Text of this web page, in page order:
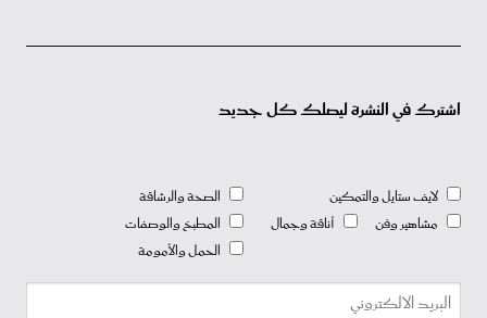
اشترك في النشرة ليصلك كل جديد
لايف ستايل والتمكين
مشاهير وفن
أناقة وجمال
الصحة والرشاقة
المطبخ والوصفات
الحمل والأمومة